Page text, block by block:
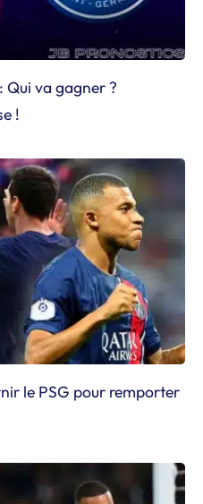
Qui va gagner ?
!
le PSG pour remporter